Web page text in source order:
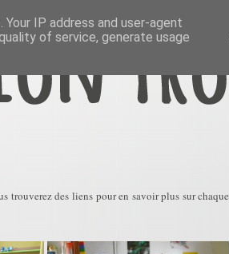
trouverez des liens pour en savoir plus sur chaque
IP address and user-agent
of service, generate usage